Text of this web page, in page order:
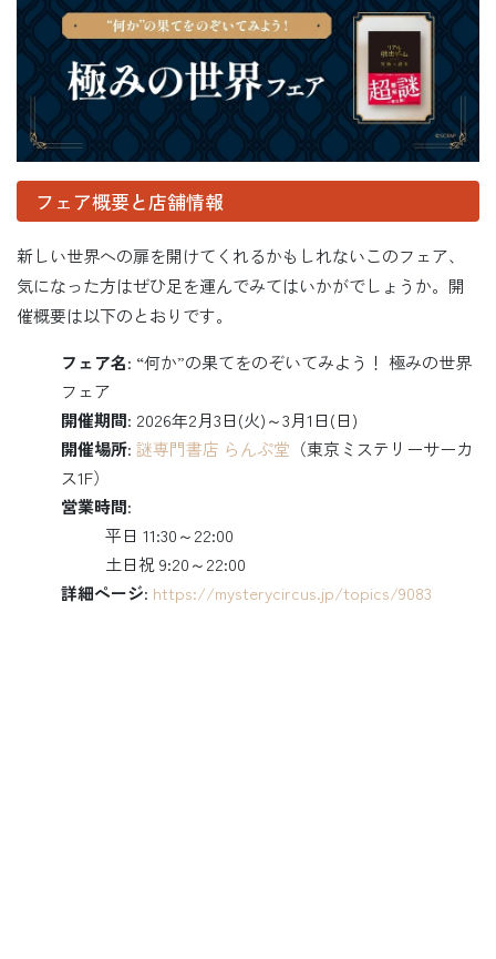
フェア概要と店舗情報
新しい世界への扉を開けてくれるかもしれないこのフェア、
気になった方はぜひ足を運んでみてはいかがでしょうか。開
催概要は以下のとおりです。
フェア名: “何か”の果てをのぞいてみよう！ 極みの世界
フェア
開催期間: 2026年2月3日(火)～3月1日(日)
開催場所: 謎専門書店 らんぷ堂 （東京ミステリーサーカ
ス1F）
営業時間:
平日 11:30～22:00
土日祝 9:20～22:00
詳細ページ: https://mysterycircus.jp/topics/9083